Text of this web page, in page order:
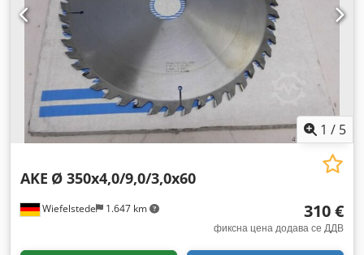
1 / 5
Wiefelstede 1.647 km
AKE Ø 350x4,0/9,0/3,0x60
310 €
фиксна цена додава се ДДВ